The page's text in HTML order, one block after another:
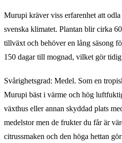
Murupi kräver viss erfarenhet att
svenska klimatet. Plantan blir cirka
tillväxt och behöver en lång säsong
150 dagar till mognad, vilket gör
Svårighetsgrad: Medel. Som en
Murupi bäst i värme och hög
växthus eller annan skyddad plats
medelstor men de frukter du får är
citrussmaken och den höga hettan